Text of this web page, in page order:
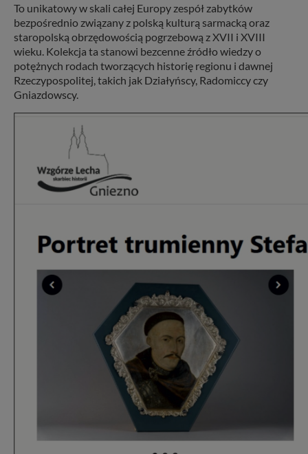
To unikatowy w skali całej Europy zespół zabytków
bezpośrednio związany z polską kulturą sarmacką oraz
staropolską obrzędowością pogrzebową z XVII i XVIII
wieku. Kolekcja ta stanowi bezcenne źródło wiedzy o
potężnych rodach tworzących historię regionu i dawnej
Rzeczypospolitej, takich jak Działyńscy, Radomiccy czy
Gniazdowscy.